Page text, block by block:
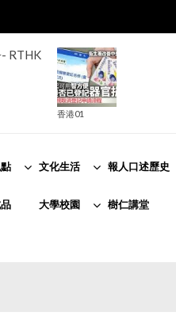
三度。
香港天文台
文化生活 報人口述歷史
大學校園 樹仁講堂